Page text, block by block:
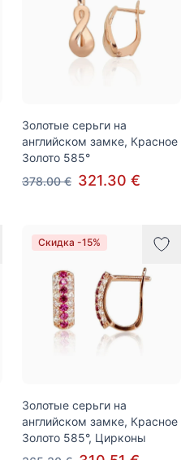
Золотые серьги на
английском замке, Красное
Золото 585°
378.00 € 321.30 €
Скидка -15%
Золотые серьги на
английском замке, Красное
Золото 585°, Цирконы